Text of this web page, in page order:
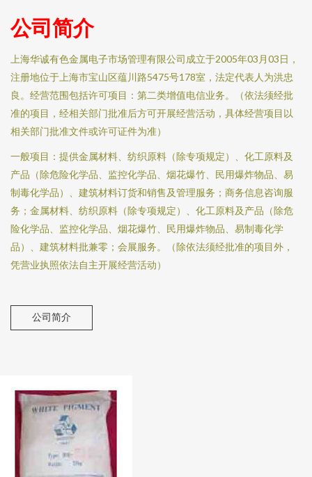
公司简介
上海华诚有色金属电子市场管理有限公司成立于2005年03月03日，
注册地位于上海市宝山区蕴川路5475号178室，法定代表人为洪忠
良。经营范围包括许可项目：第二类增值电信业务。（依法须经批
准的项目，经相关部门批准后方可开展经营活动，具体经营项目以
相关部门批准文件或许可证件为准）
一般项目：提供金属材料、纺织原料（除专项规定）、化工原料及
产品（除危险化学品、监控化学品、烟花爆竹、民用爆炸物品、易
制毒化学品）、建筑材料订货和销售及管理服务；商务信息咨询服
务；金属材料、纺织原料（除专项规定）、化工原料及产品（除危
险化学品、监控化学品、烟花爆竹、民用爆炸物品、易制毒化学
品）、建筑材料批兼零；会展服务。（除依法须经批准的项目外，
凭营业执照依法自主开展经营活动）
公司简介